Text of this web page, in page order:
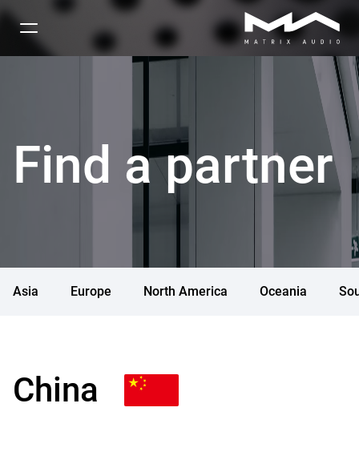
Find a partner
Asia Europe North America Oceania
China